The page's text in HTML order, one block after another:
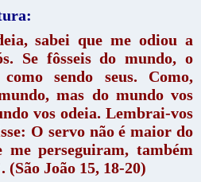
sabei que me odiou a
Se fôsseis do mundo, o
sendo seus. Como,
mas do mundo vos
vos odeia. Lembrai-vos
O servo não é maior do
me perseguiram, também
João 15, 18-20)